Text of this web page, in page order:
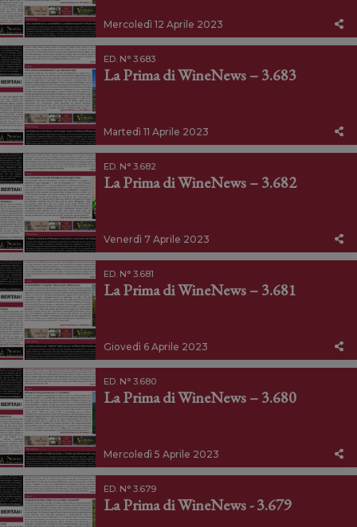
Mercoledì 12 Aprile 2023
ED. N° 3.683
La Prima di WineNews – 3.683
Martedì 11 Aprile 2023
ED. N° 3.682
La Prima di WineNews – 3.682
Venerdì 7 Aprile 2023
ED. N° 3.681
La Prima di WineNews – 3.681
Giovedì 6 Aprile 2023
ED. N° 3.680
La Prima di WineNews – 3.680
Mercoledì 5 Aprile 2023
ED. N° 3.679
La Prima di WineNews - 3.679